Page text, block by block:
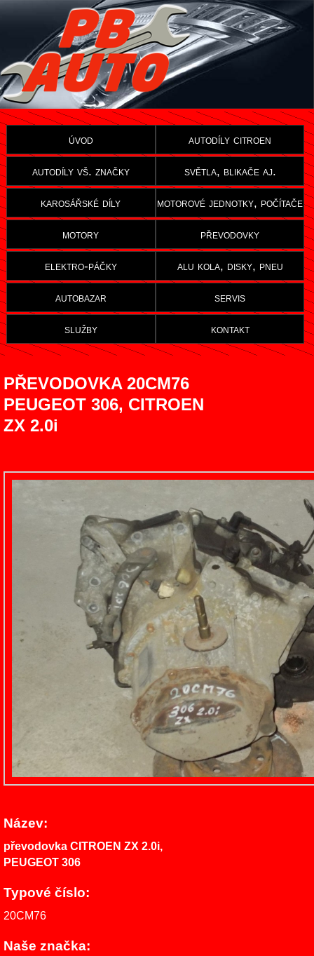
úvod autodíly citroen
autodíly vš. značky světla, blikače aj.
karosářské díly motorové jednotky, počítače
motory převodovky
elektro-páčky alu kola, disky, pneu
autobazar servis
služby kontakt
PŘEVODOVKA 20CM76
PEUGEOT 306, CITROEN
ZX 2.0i
Název:
převodovka CITROEN ZX 2.0i,
PEUGEOT 306
Typové číslo:
20CM76
Naše značka: